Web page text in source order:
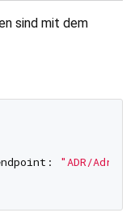
sind mit dem
"ADR/